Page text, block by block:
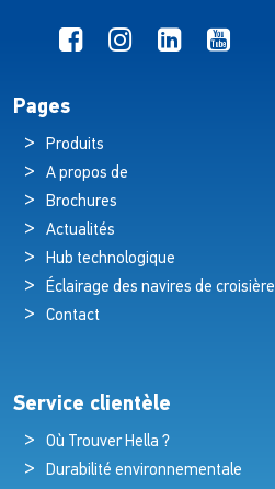
Pages
Produits
A propos de
Brochures
Actualités
Hub technologique
Éclairage des navires de croisière
Contact
Service clientèle
Où Trouver Hella ?
Durabilité environnementale